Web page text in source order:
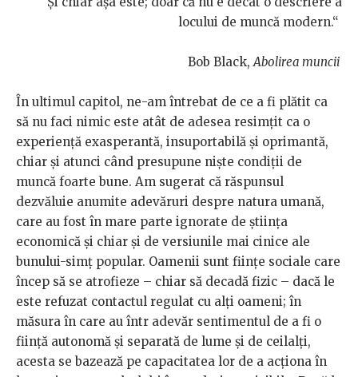
locului de muncă modern.“
Bob Black,Abolirea muncii
În ultimul capitol, ne-am întrebat de ce a fi plătit ca
să nu faci nimic este atât de adesea resimțit ca o
experiență exasperantă, insuportabilă și oprimantă,
chiar și atunci când presupune niște condiții de
muncă foarte bune. Am sugerat că răspunsul
dezvăluie anumite adevăruri despre natura umană,
care au fost în mare parte ignorate de știința
economică și chiar și de versiunile mai cinice ale
bunului-simț popular. Oamenii sunt ființe sociale care
încep să se atrofieze – chiar să decadă fizic – dacă le
este refuzat contactul regulat cu alți oameni; în
măsura în care au într adevăr sentimentul de a fi o
ființă autonomă și separată de lume și de ceilalți,
acesta se bazează pe capacitatea lor de a acționa în